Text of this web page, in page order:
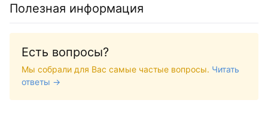
Полезная информация
Есть вопросы?
Мы собрали для Вас самые частые вопросы. Читать
ответы →